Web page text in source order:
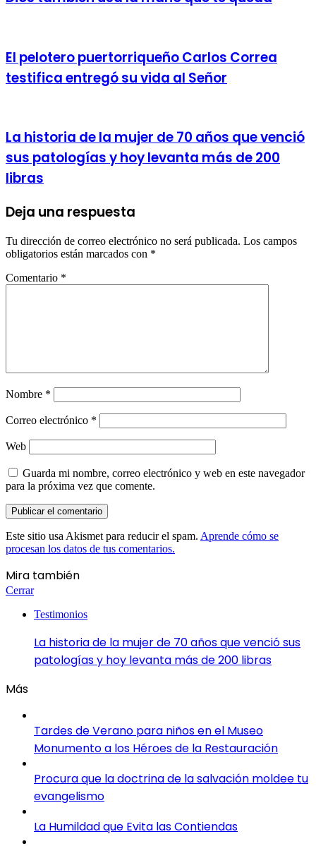
El pelotero puertorriqueño Carlos Correa
testifica entregó su vida al Señor
La historia de la mujer de 70 años que venció
sus patologías y hoy levanta más de 200
libras
Deja una respuesta
Tu dirección de correo electrónico no será publicada. Los campos
obligatorios están marcados con *
Comentario *
Nombre *
Correo electrónico *
Web
Guarda mi nombre, correo electrónico y web en este navegador
para la próxima vez que comente.
Este sitio usa Akismet para reducir el spam. Aprende cómo se
procesan los datos de tus comentarios.
Mira también
Cerrar
Testimonios
La historia de la mujer de 70 años que venció sus
patologías y hoy levanta más de 200 libras
Más
Tardes de Verano para niños en el Museo
Monumento a los Héroes de la Restauración
Procura que la doctrina de la salvación moldee tu
evangelismo
La Humildad que Evita las Contiendas